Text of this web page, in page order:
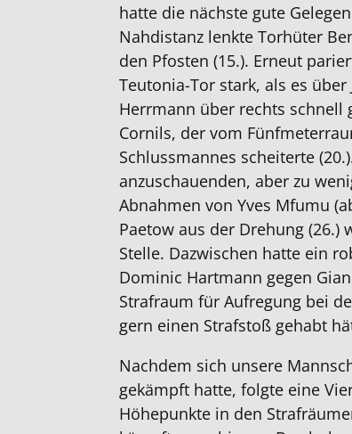
hatte die nächste gute
Nahdistanz lenkte Torhüter
den Pfosten (15.). Erneut
Teutonia-Tor stark, als es
Herrmann über rechts schnell
Cornils, der vom
Schlussmannes scheiterte
anzuschauenden, aber zu
Abnahmen von Yves Mfumu
Paetow aus der Drehung (26.)
Stelle. Dazwischen hatte ein
Dominic Hartmann gegen
Strafraum für Aufregung bei
gern einen Strafstoß gehabt
Nachdem sich unsere
gekämpft hatte, folgte eine
Höhepunkte in den